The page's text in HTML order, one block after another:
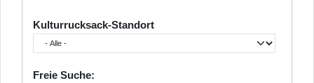
Kulturrucksack-Standort
Freie Suche: